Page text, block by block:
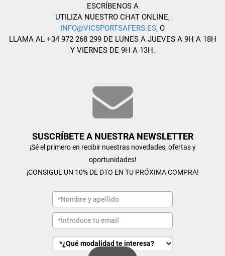
ESCRÍBENOS A
UTILIZA NUESTRO CHAT ONLINE,
INFO@VICSPORTSAFERS.ES, O
LLAMA AL +34 972 268 299 DE LUNES A JUEVES A 9H A 18H
Y VIERNES DE 9H A 13H.
SUSCRÍBETE A NUESTRA NEWSLETTER
¡Sé el primero en recibir nuestras novedades, ofertas y
oportunidades!
¡CONSIGUE UN 10% DE DTO EN TU PRÓXIMA COMPRA!